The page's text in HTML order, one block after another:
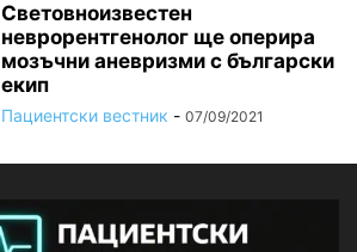
Световноизвестен
неврорентгенолог ще оперира
мозъчни аневризми с български
екип
Пациентски вестник - 07/09/2021